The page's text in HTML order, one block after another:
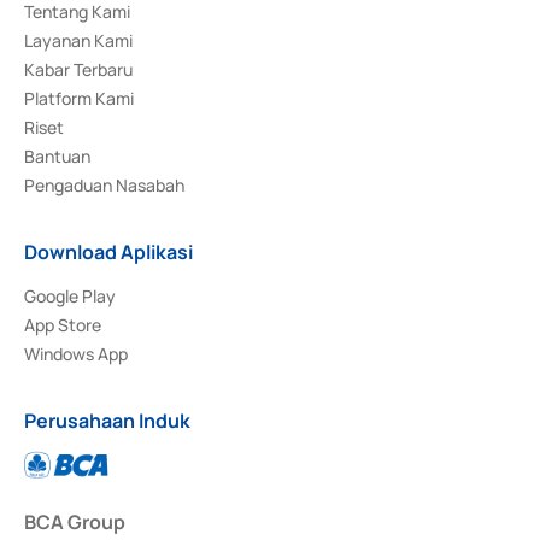
Tentang Kami
Layanan Kami
Kabar Terbaru
Platform Kami
Riset
Bantuan
Pengaduan Nasabah
Download Aplikasi
Google Play
App Store
Windows App
Perusahaan Induk
BCA Group